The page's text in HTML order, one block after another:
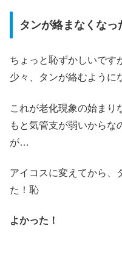
タンが絡まなくなっ
ちょっと恥ずかしいです
少々、タンが絡むように
これが老化現象の始まり
もと気管支が弱いからな
が…
アイコスに変えてから
た！恥
よかった！